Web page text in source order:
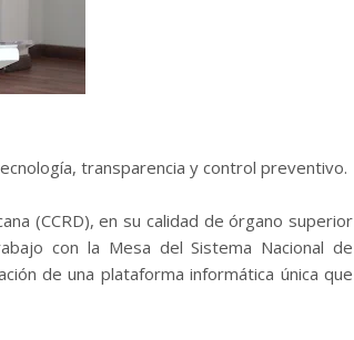
transparencia y control preventivo.
(CCRD), en su calidad de órgano superior
con la Mesa del Sistema Nacional de
de una plataforma informática única que